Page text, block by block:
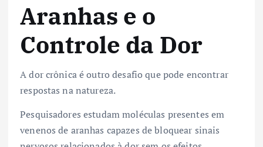
Aranhas e o
Controle da Dor
A dor crônica é outro desafio que pode encontrar
respostas na natureza.
Pesquisadores estudam moléculas presentes em
venenos de aranhas capazes de bloquear sinais